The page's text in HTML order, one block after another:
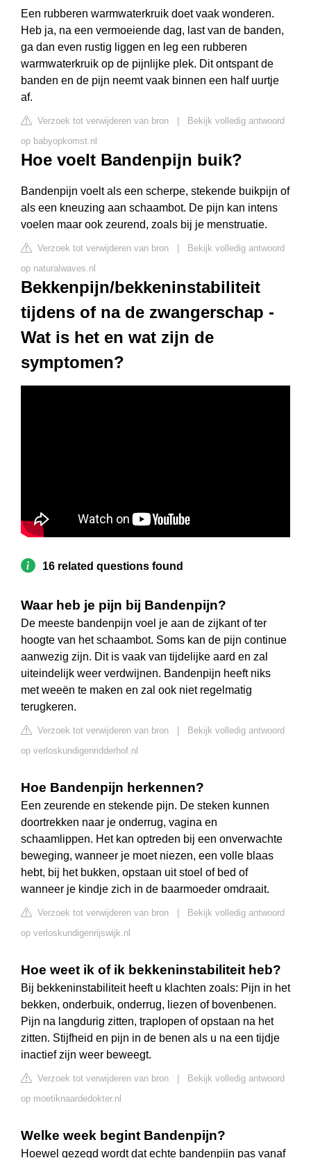
Een rubberen warmwaterkruik doet vaak wonderen.
Heb ja, na een vermoeiende dag, last van de banden,
ga dan even rustig liggen en leg een rubberen
warmwaterkruik op de pijnlijke plek. Dit ontspant de
banden en de pijn neemt vaak binnen een half uurtje
af.
Verzoek tot verwijderen van bron
Bekijk volledig antwoord
op babyopkomst.nl
Hoe voelt Bandenpijn buik?
Bandenpijn voelt als een scherpe, stekende buikpijn of
als een kneuzing aan schaambot. De pijn kan intens
voelen maar ook zeurend, zoals bij je menstruatie.
Verzoek tot verwijderen van bron
Bekijk volledig antwoord
op naturalwaves.nl
Bekkenpijn/bekkeninstabiliteit
tijdens of na de zwangerschap -
Wat is het en wat zijn de
symptomen?
16 related questions found
Waar heb je pijn bij Bandenpijn?
De meeste bandenpijn voel je aan de zijkant of ter
hoogte van het schaambot. Soms kan de pijn continue
aanwezig zijn. Dit is vaak van tijdelijke aard en zal
uiteindelijk weer verdwijnen. Bandenpijn heeft niks
met weeën te maken en zal ook niet regelmatig
terugkeren.
Verzoek tot verwijderen van bron
Bekijk volledig antwoord
op verloskundigenridderhof.nl
Hoe Bandenpijn herkennen?
Een zeurende en stekende pijn. De steken kunnen
doortrekken naar je onderrug, vagina en
schaamlippen. Het kan optreden bij een onverwachte
beweging, wanneer je moet niezen, een volle blaas
hebt, bij het bukken, opstaan uit stoel of bed of
wanneer je kindje zich in de baarmoeder omdraait.
Verzoek tot verwijderen van bron
Bekijk volledig antwoord
op verloskundigenrijswijk.nl
Hoe weet ik of ik bekkeninstabiliteit heb?
Bij bekkeninstabiliteit heeft u klachten zoals: Pijn in het
bekken, onderbuik, onderrug, liezen of bovenbenen.
Pijn na langdurig zitten, traplopen of opstaan na het
zitten. Stijfheid en pijn in de benen als u na een tijdje
inactief zijn weer beweegt.
Verzoek tot verwijderen van bron
Bekijk volledig antwoord
op moetiknaardedokter.nl
Welke week begint Bandenpijn?
Hoewel gezegd wordt dat echte bandenpijn pas vanaf